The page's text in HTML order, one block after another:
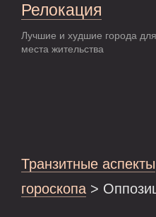
Релокация
Лучшие и худшие города
места жительства
Транзитные аспекты
гороскопа >